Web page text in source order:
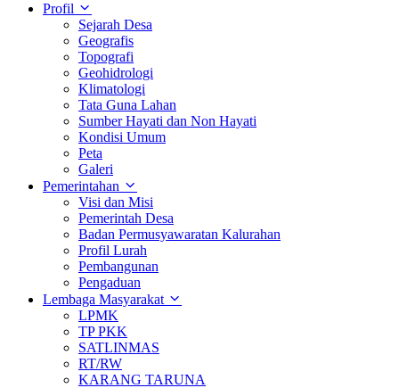
Profil
Sejarah Desa
Geografis
Topografi
Geohidrologi
Klimatologi
Tata Guna Lahan
Sumber Hayati dan Non Hayati
Kondisi Umum
Peta
Galeri
Pemerintahan
Visi dan Misi
Pemerintah Desa
Badan Permusyawaratan Kalurahan
Profil Lurah
Pembangunan
Pengaduan
Lembaga Masyarakat
LPMK
TP PKK
SATLINMAS
RT/RW
KARANG TARUNA